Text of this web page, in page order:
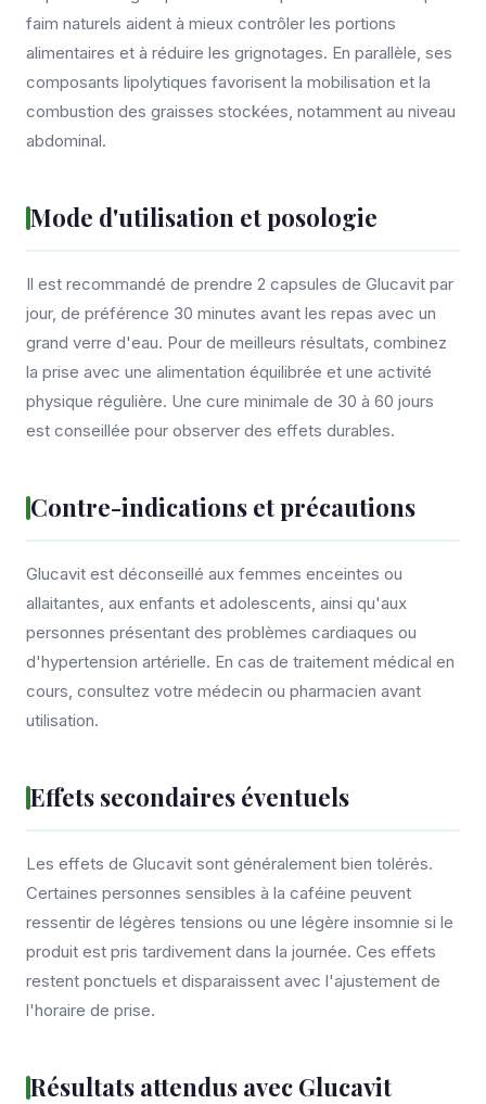
faim naturels aident à mieux contrôler les portions
alimentaires et à réduire les grignotages. En parallèle, ses
composants lipolytiques favorisent la mobilisation et la
combustion des graisses stockées, notamment au niveau
abdominal.
Mode d'utilisation et posologie
Il est recommandé de prendre 2 capsules de Glucavit par
jour, de préférence 30 minutes avant les repas avec un
grand verre d'eau. Pour de meilleurs résultats, combinez
la prise avec une alimentation équilibrée et une activité
physique régulière. Une cure minimale de 30 à 60 jours
est conseillée pour observer des effets durables.
Contre-indications et précautions
Glucavit est déconseillé aux femmes enceintes ou
allaitantes, aux enfants et adolescents, ainsi qu'aux
personnes présentant des problèmes cardiaques ou
d'hypertension artérielle. En cas de traitement médical en
cours, consultez votre médecin ou pharmacien avant
utilisation.
Effets secondaires éventuels
Les effets de Glucavit sont généralement bien tolérés.
Certaines personnes sensibles à la caféine peuvent
ressentir de légères tensions ou une légère insomnie si le
produit est pris tardivement dans la journée. Ces effets
restent ponctuels et disparaissent avec l'ajustement de
l'horaire de prise.
Résultats attendus avec Glucavit